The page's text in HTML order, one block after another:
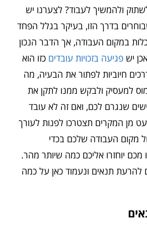
ולהמשיך לעבוד? לצערנו יש
בדרך הזו, בעיקר בגלל הפחד
במקום העבודה, אך הדבר הנכון
ישפגיעה בזכויות עובדים כזו הוא
חיוביות לפתור את הבעיה, מה
למעסיק ולבקש ממנו לתקן את
שנגרם לכם, ואם זה לא עובד
מן המקרים תצטרכו לפנות לעורך
מקום העבודה שלכם בכדי
יוחזרו אליכם כמה שיותר מהר.
להרעת תנאים ונעמוד כאן על כמה